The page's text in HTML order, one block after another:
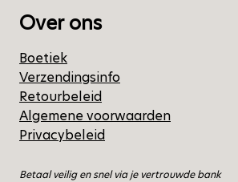
Over ons
Boetiek
Verzendingsinfo
Retourbeleid
Algemene voorwaarden
Privacybeleid
Betaal veilig en snel via je vertrouwde bank